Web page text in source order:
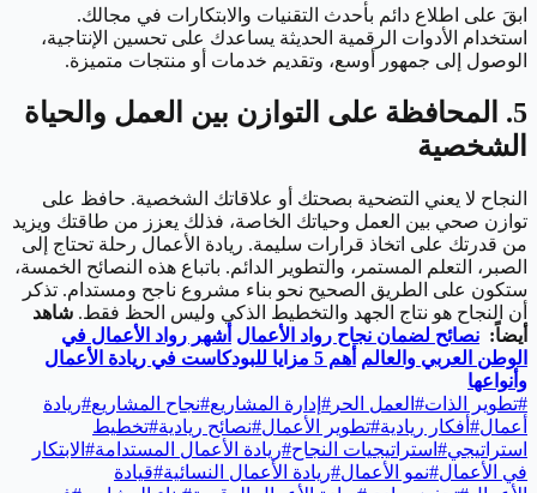
ابقَ على اطلاع دائم بأحدث التقنيات والابتكارات في مجالك.
استخدام الأدوات الرقمية الحديثة يساعدك على تحسين الإنتاجية،
الوصول إلى جمهور أوسع، وتقديم خدمات أو منتجات متميزة.
5. المحافظة على التوازن بين العمل والحياة
الشخصية
النجاح لا يعني التضحية بصحتك أو علاقاتك الشخصية. حافظ على
توازن صحي بين العمل وحياتك الخاصة، فذلك يعزز من طاقتك ويزيد
من قدرتك على اتخاذ قرارات سليمة. ريادة الأعمال رحلة تحتاج إلى
الصبر، التعلم المستمر، والتطوير الدائم. باتباع هذه النصائح الخمسة،
ستكون على الطريق الصحيح نحو بناء مشروع ناجح ومستدام. تذكر
أن النجاح هو نتاج الجهد والتخطيط الذكي وليس الحظ فقط. شاهد
أيضاً: نصائح لضمان نجاح رواد الأعمال أشهر رواد الأعمال في
الوطن العربي والعالم
أهم 5 مزايا للبودكاست في ريادة الأعمال
وأنواعها
#تطوير الذات# العمل الحر # إدارة المشاريع#نجاح المشاريع#ريادة
أعمال# أفكار ريادية#تطوير الأعمال#نصائح ريادية#تخطيط
استراتيجي# استراتيجيات النجاح#ريادة الأعمال المستدامة# الابتكار
في الأعمال#نمو الأعمال#ريادة الأعمال النسائية#قيادة